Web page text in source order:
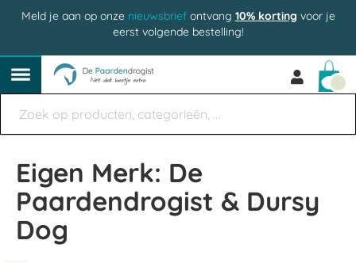
Meld je aan op onze nieuwsbriefontvang 10% korting voor je
eerst volgende bestelling!
Eigen Merk: De
Paardendrogist & Dursy
Dog